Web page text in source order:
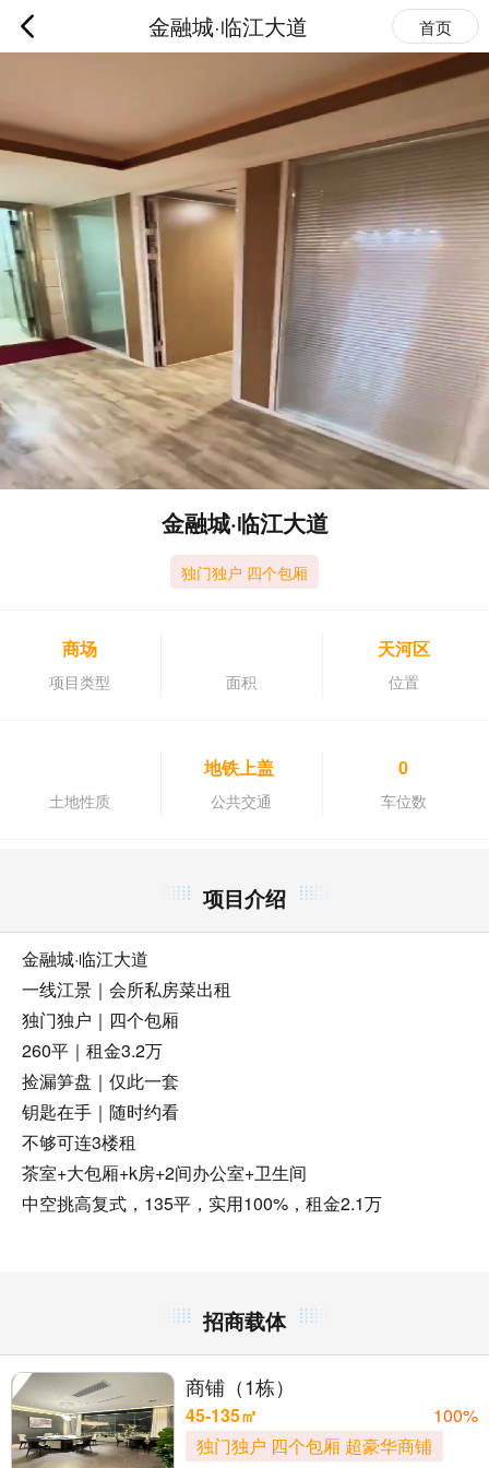
首页
金融城·临江大道
金融城·临江大道
独门独户 四个包厢
商场 天河区
项目类型 面积 位置
地铁上盖 0
土地性质 公共交通 车位数
项目介绍
金融城·临江大道
一线江景｜会所私房菜出租
独门独户｜四个包厢
260平｜租金3.2万
捡漏笋盘｜仅此一套
钥匙在手｜随时约看
不够可连3楼租
茶室+大包厢+k房+2间办公室+卫生间
中空挑高复式，135平，实用100%，租金2.1万
招商载体
商铺（1栋）
100%
45-135㎡
独门独户 四个包厢 超豪华商铺